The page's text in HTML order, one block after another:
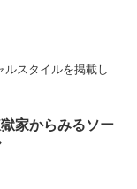
ルスタイルを掲載し
獄家からみるソー